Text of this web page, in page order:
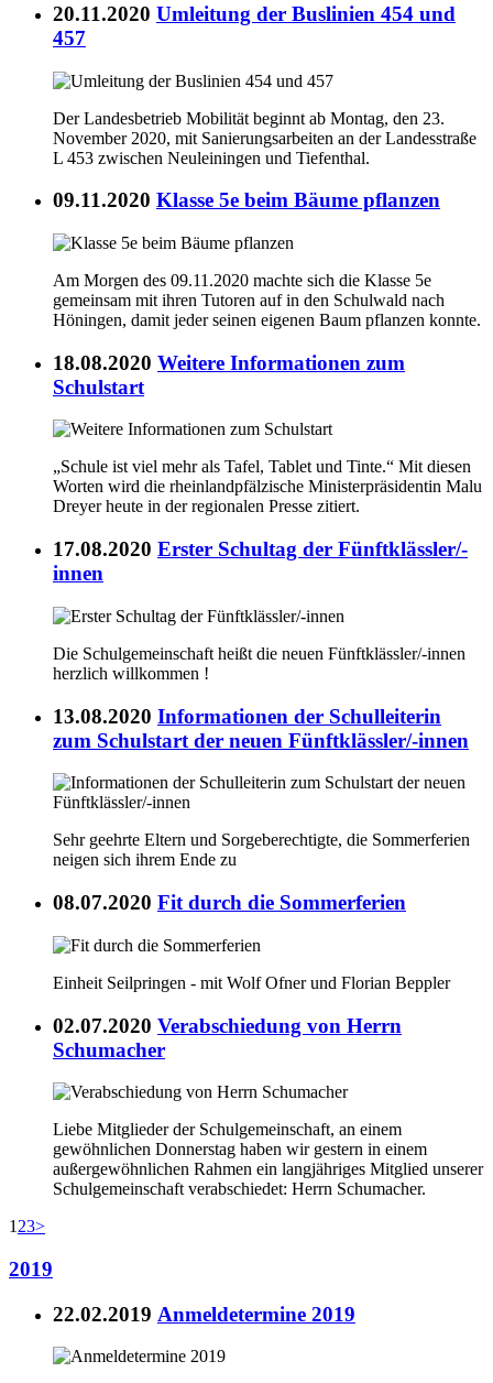
20.11.2020 Umleitung der Buslinien 454 und
457
Der Landesbetrieb Mobilität beginnt ab Montag, den 23.
November 2020, mit Sanierungsarbeiten an der Landesstraße
L 453 zwischen Neuleiningen und Tiefenthal.
09.11.2020 Klasse 5e beim Bäume pflanzen
Am Morgen des 09.11.2020 machte sich die Klasse 5e
gemeinsam mit ihren Tutoren auf in den Schulwald nach
Höningen, damit jeder seinen eigenen Baum pflanzen konnte.
18.08.2020 Weitere Informationen zum
Schulstart
„Schule ist viel mehr als Tafel, Tablet und Tinte.“ Mit diesen
Worten wird die rheinlandpfälzische Ministerpräsidentin Malu
Dreyer heute in der regionalen Presse zitiert.
17.08.2020 Erster Schultag der Fünftklässler/-
innen
Die Schulgemeinschaft heißt die neuen Fünftklässler/-innen
herzlich willkommen !
13.08.2020 Informationen der Schulleiterin
zum Schulstart der neuen Fünftklässler/-innen
Sehr geehrte Eltern und Sorgeberechtigte, die Sommerferien
neigen sich ihrem Ende zu
08.07.2020 Fit durch die Sommerferien
Einheit Seilpringen - mit Wolf Ofner und Florian Beppler
02.07.2020 Verabschiedung von Herrn
Schumacher
Liebe Mitglieder der Schulgemeinschaft, an einem
gewöhnlichen Donnerstag haben wir gestern in einem
außergewöhnlichen Rahmen ein langjähriges Mitglied unserer
Schulgemeinschaft verabschiedet: Herrn Schumacher.
1 23>
2019
22.02.2019 Anmeldetermine 2019